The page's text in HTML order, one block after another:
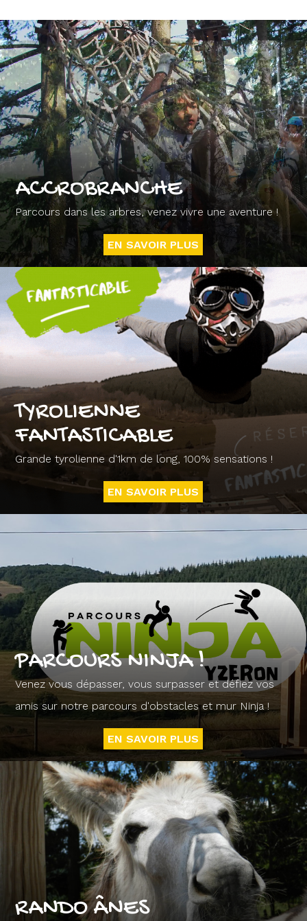
ACCROBRANCHE
Parcours dans les arbres, venez vivre une aventure !
EN SAVOIR PLUS
TYROLIENNE
FANTASTICABLE
Grande tyrolienne d'1km de long, 100% sensations !
EN SAVOIR PLUS
PARCOURS NINJA !
Venez vous dépasser, vous surpasser et défiez vos
amis sur notre parcours d'obstacles et mur Ninja !
EN SAVOIR PLUS
RANDO ÂNES